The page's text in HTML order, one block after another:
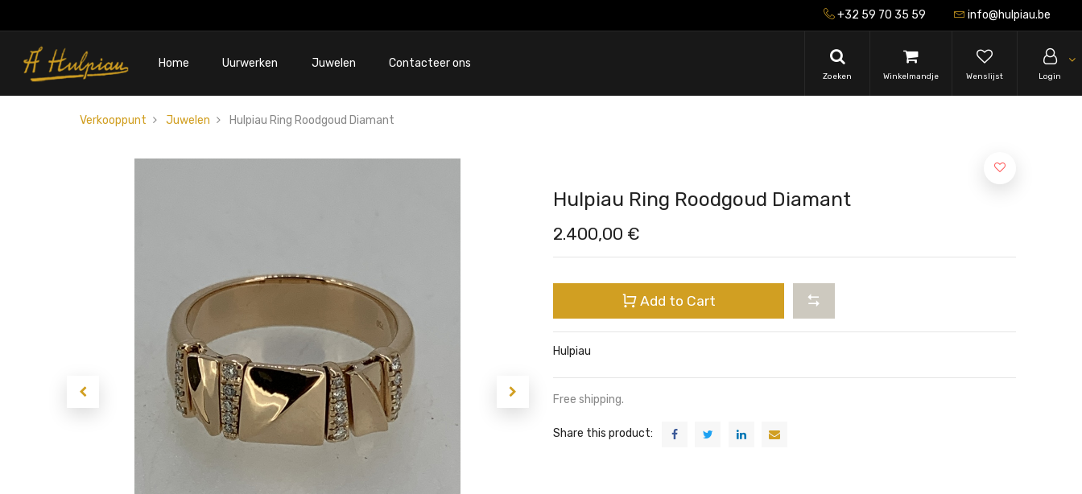
+32 59 70 35 59 info@hulpiau.be
Zoeken Winkelmandje Wenslijst Login
Home Uurwerken Juwelen Contacteer ons
Verkooppunt Juwelen Hulpiau Ring Roodgoud Diamant
Hulpiau Ring Roodgoud Diamant
2.400,00 €
Add to Cart
Hulpiau
Free shipping.
Share this product: